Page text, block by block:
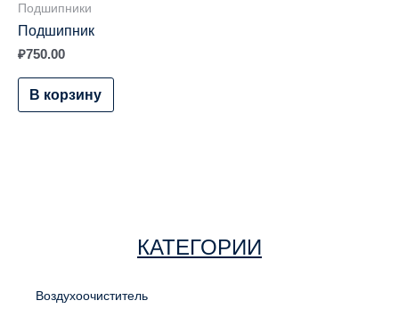
Подшипники
Подшипник
₽750.00
В корзину
КАТЕГОРИИ
Воздухоочиститель